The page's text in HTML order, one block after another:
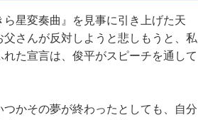
星変奏曲』を見事に引き上げた天
さんが反対しようと悲しもうと、私
た宣言は、俊平がスピーチを通して
かその夢が終わったとしても、自分